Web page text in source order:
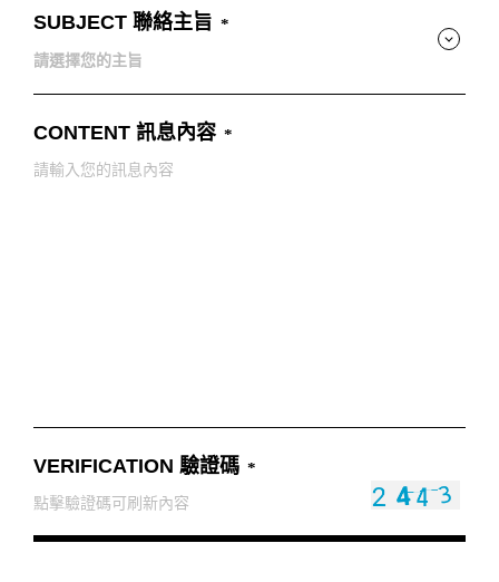
新竹大雅店
高雄鳳仁暢貨中心(全台福利品最齊全)
高雄青年旗艦店
SUBJECT 聯絡主旨
請選擇您的主旨
CONTENT 訊息內容
VERIFICATION 驗證碼